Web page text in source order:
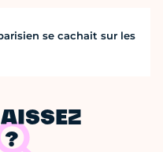
se cachait sur les
?